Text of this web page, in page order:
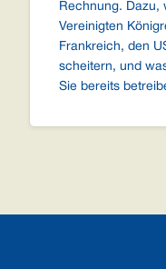
Rechnung. Dazu,
Vereinigten
Frankreich, den
scheitern, und
Sie bereits